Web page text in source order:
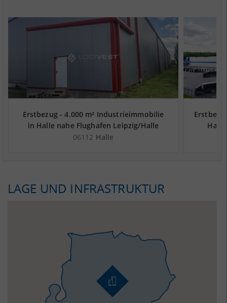
Erstbezug - 4.000 m² Industrieimmobilie
in Halle nahe Flughafen Leipzig/Halle
06112 Halle
LAGE UND INFRASTRUKTUR